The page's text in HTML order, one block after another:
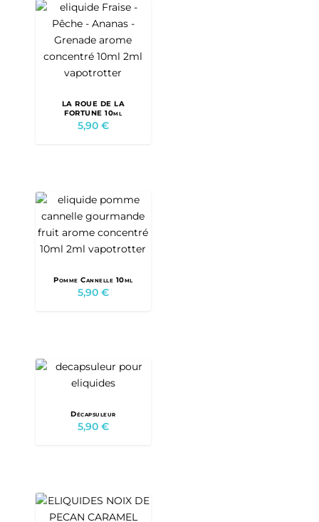
LA ROUE DE LA
FORTUNE 10ml
5,90 €
Pomme Cannelle 10ml
5,90 €
Décapsuleur
5,90 €